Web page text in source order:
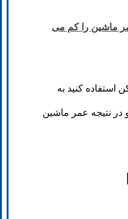
ماشین را کم می‌
کنید به
در نتیجه عمر ماشین